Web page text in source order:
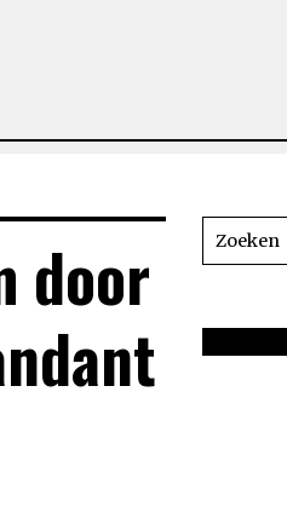
door